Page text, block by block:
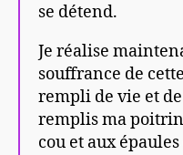
se détend.
Je réalise
souffrance de
rempli de vie et
remplis ma
cou et aux